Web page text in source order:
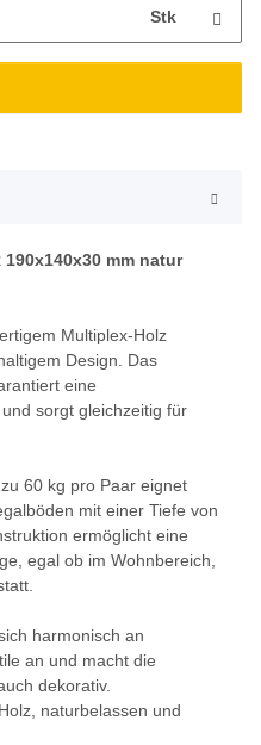
Stk
mm natur
Multiplex-Holz
Design. Das
eine
sorgt gleichzeitig für
60 kg pro Paar eignet
mit einer Tiefe von
ermöglicht eine
egal ob im Wohnbereich,
harmonisch an
an und macht die
dekorativ.
naturbelassen und